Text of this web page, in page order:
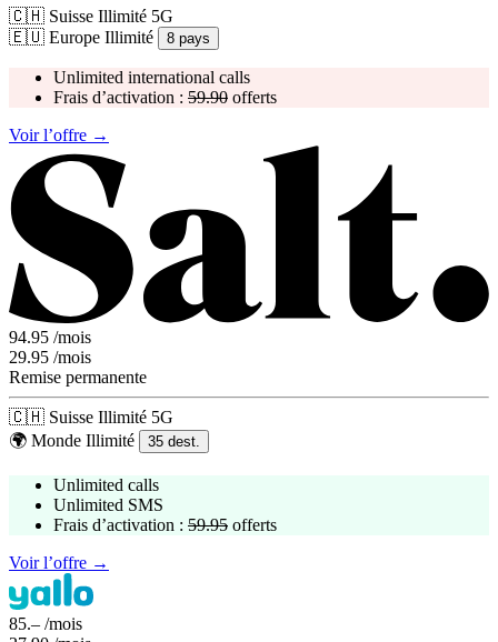
🇨🇭 Suisse Illimité 5G
🇪🇺 Europe Illimité 8 pays
Unlimited international calls
Frais d’activation : 59.90 offerts
Voir l’offre →
94.95 /mois
29.95 /mois
Remise permanente
🇨🇭 Suisse Illimité 5G
🌍 Monde Illimité 35 dest.
Unlimited calls
Unlimited SMS
Frais d’activation : 59.95 offerts
Voir l’offre →
85.– /mois